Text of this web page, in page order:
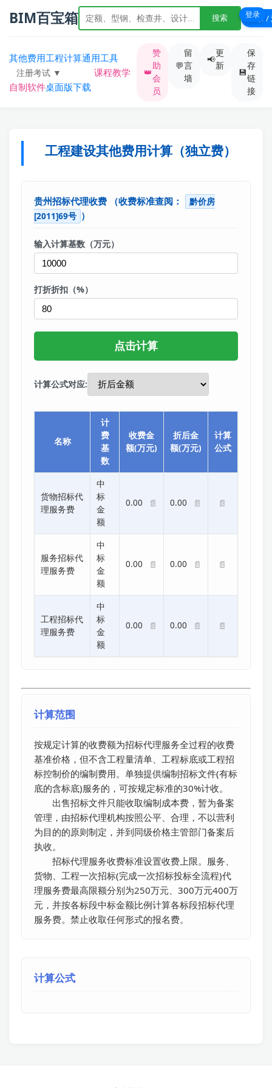
BIM百宝箱 搜索 登录 /
其他费用工程计算通用工具
注册考试 ▼
综合题库
二级建造
安全工程师
课程教学
自制软件桌面版下载
👑
赞
助
会
员
💬
留
言
墙
📢
更
新
💾
保
存
链
接
工程建设其他费用计算（独立费）
贵州招标代理收费 （收费标准查阅：
黔价房
[2011]69号 ）
输入计算基数（万元）
打折折扣（%）
计算公式对应:
名称
计
费
基
数
收费金
额(万元)
折后金
额(万元)
计算
公式
货物招标代
理服务费
中
标
金
额
0.00 📄 0.00 📄 📄
服务招标代
理服务费
中
标
金
额
0.00 📄 0.00 📄 📄
工程招标代
理服务费
中
标
金
额
0.00 📄 0.00 📄 📄
计算范围
按规定计算的收费额为招标代理服务全过程的收费
基准价格，但不含工程量清单、工程标底或工程招
标控制价的编制费用。单独提供编制招标文件(有标
底的含标底)服务的，可按规定标准的30%计收。
出售招标文件只能收取编制成本费，暂为备案
管理，由招标代理机构按照公平、合理，不以营利
为目的的原则制定，并到同级价格主管部门备案后
执收。
招标代理服务收费标准设置收费上限。服务、
货物、工程一次招标(完成一次招标投标全流程)代
理服务费最高限额分别为250万元、300万元400万
元，并按各标段中标金额比例计算各标段招标代理
服务费。禁止收取任何形式的报名费。
计算公式
登录